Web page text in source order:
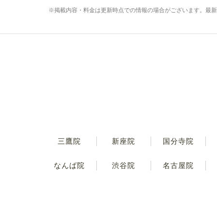
※掲載内容・料金は更新時点での情報の場合がございます。最
三鷹院 新座院 国分寺院
なんば院 渋谷院 名古屋院